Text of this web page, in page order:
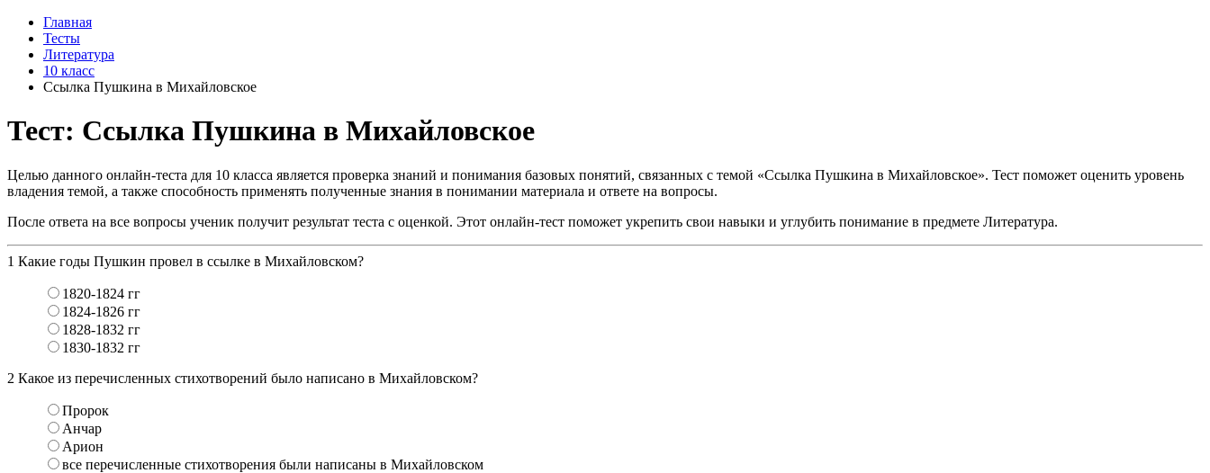
Главная
Тесты
Литература
10 класс
Ссылка Пушкина в Михайловское
Тест: Ссылка Пушкина в Михайловское
Целью данного онлайн-теста для 10 класса является проверка знаний и понимания базовых понятий, связанных с темой «Ссылка Пушкина в Михайловское». Тест поможет оценить уровень
владения темой, а также способность применять полученные знания в понимании материала и ответе на вопросы.
После ответа на все вопросы ученик получит результат теста с оценкой. Этот онлайн-тест поможет укрепить свои навыки и углубить понимание в предмете Литература.
1 Какие годы Пушкин провел в ссылке в Михайловском?
1820-1824 гг
1824-1826 гг
1828-1832 гг
1830-1832 гг
2 Какое из перечисленных стихотворений было написано в Михайловском?
Пророк
Анчар
Арион
все перечисленные стихотворения были написаны в Михайловском